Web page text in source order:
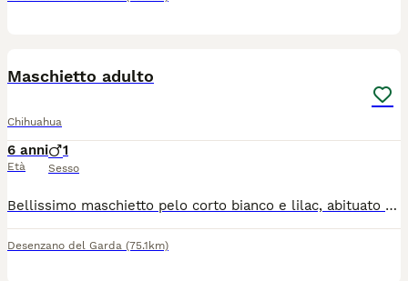
Maschietto adulto
Chihuahua
6 anni
Età
1
Sesso
Bellissimo maschietto pelo corto bianco e lilac, abituato a sporcare in giardino, dolcissimo, solo da compagnia, no altri maschi, per informazioni solo telefoniche, 3398754098. Non è in regalo
Desenzano del Garda (75.1km)